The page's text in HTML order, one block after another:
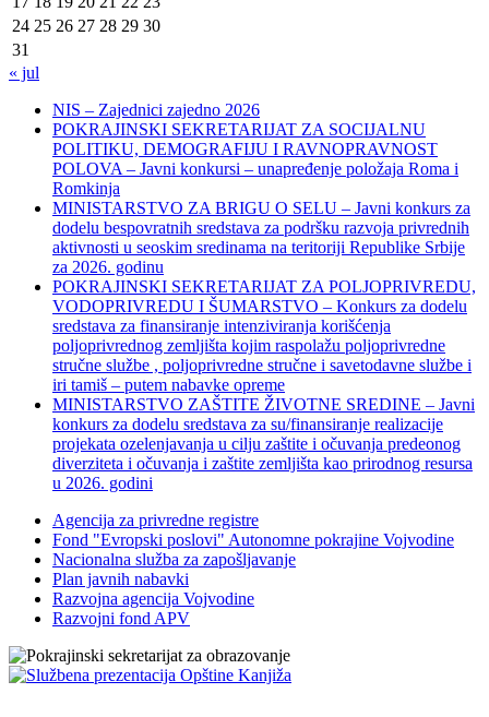
24 25 26 27 28 29 30
31
« jul
NIS – Zajednici zajedno 2026
POKRAJINSKI SEKRETARIJAT ZA SOCIJALNU
POLITIKU, DEMOGRAFIJU I RAVNOPRAVNOST
POLOVA – Javni konkursi – unapređenje položaja Roma i
Romkinja
MINISTARSTVO ZA BRIGU O SELU – Javni konkurs za
dodelu bespovratnih sredstava za podršku razvoja privrednih
aktivnosti u seoskim sredinama na teritoriji Republike Srbije
za 2026. godinu
POKRAJINSKI SEKRETARIJAT ZA POLJOPRIVREDU,
VODOPRIVREDU I ŠUMARSTVO – Konkurs za dodelu
sredstava za finansiranje intenziviranja korišćenja
poljoprivrednog zemljišta kojim raspolažu poljoprivredne
stručne službe , poljoprivredne stručne i savetodavne službe i
iri tamiš ‒ putem nabavke opreme
MINISTARSTVO ZAŠTITE ŽIVOTNE SREDINE – Javni
konkurs za dodelu sredstava za su/finansiranje realizacije
projekata ozelenjavanja u cilju zaštite i očuvanja predeonog
diverziteta i očuvanja i zaštite zemljišta kao prirodnog resursa
u 2026. godini
Agencija za privredne registre
Fond "Evropski poslovi" Autonomne pokrajine Vojvodine
Nacionalna služba za zapošljavanje
Plan javnih nabavki
Razvojna agencija Vojvodine
Razvojni fond APV